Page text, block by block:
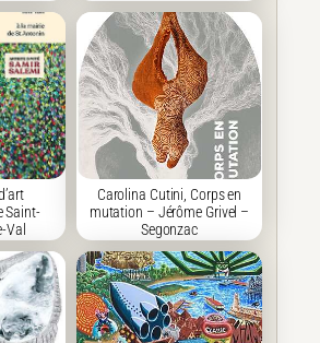
Saint-
Val
Carolina Cutini, Corps en
mutation – Jérôme Grivel –
Segonzac